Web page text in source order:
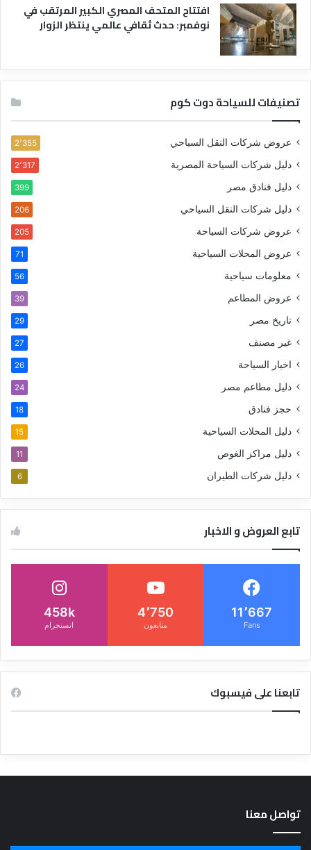
افتتاح المتحف المصري الكبير المرتقب في
نوفمبر: حدث ثقافي عالمي ينتظر الزوار
تصنيفات للسياحة دوت كوم
عروض شركات النقل السياحي 2٬355
دليل شركات السياحة المصرية 2٬317
دليل فنادق مصر 399
دليل شركات النقل السياحي 206
عروض شركات السياحة 205
عروض المحلات السياحية 71
معلومات سياحية 56
عروض المطاعم 39
تاريخ مصر 29
غير مصنف 27
اخبار السياحة 26
دليل مطاعم مصر 24
حجز فنادق 18
دليل المحلات السياحية 15
دليل مراكز الغوص 11
دليل شركات الطيران 6
تابع العروض و الاخبار
11٬667
Fans
4٬750
متابعون
458k
انستجرام
تابعنا على فيسبوك
تواصل معنا